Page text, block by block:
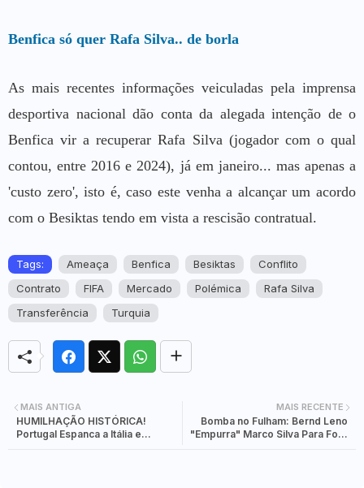
Benfica só quer Rafa Silva.. de borla
As mais recentes informações veiculadas pela imprensa
desportiva nacional dão conta da alegada intenção de o
Benfica vir a recuperar Rafa Silva (jogador com o qual
contou, entre 2016 e 2024), já em janeiro... mas apenas a
'custo zero', isto é, caso este venha a alcançar um acordo
com o Besiktas tendo em vista a rescisão contratual.
Tags: Ameaça Benfica Besiktas
Conflito
Contrato
FIFA Mercado Polémica
Rafa Silva
Transferência
Turquia
MAIS RECENTE
Bomba no Fulham: Bernd Leno
"Empurra" Marco Silva Para Fora
MAIS ANTIGA
HUMILHAÇÃO HISTÓRICA!
Portugal Espanca a Itália e